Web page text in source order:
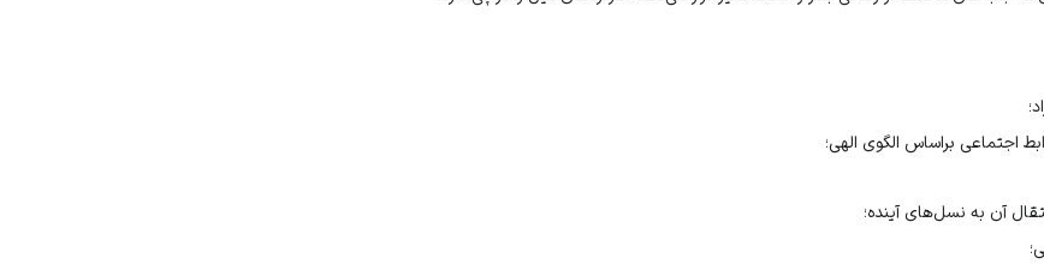
اجتماعی براساس الگوی الهی؛
آن به نسل‌های آینده؛